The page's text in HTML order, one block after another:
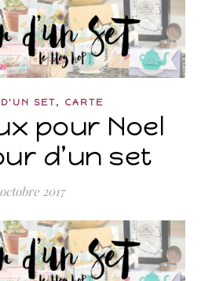
SET, CARTE
pour Noel
d’un set
2017